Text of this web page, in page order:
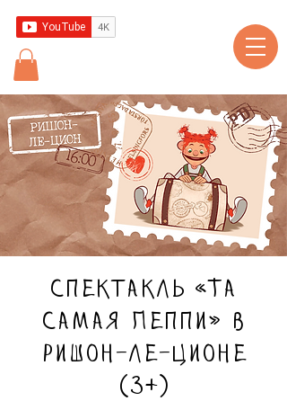
Спектакль «Та
самая Пеппи» в
Ришон-ле-Ционе
(3+)